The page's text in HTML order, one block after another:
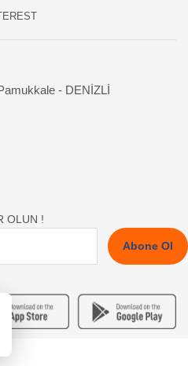
- DENİZLİ
OLUN !
Abone Ol